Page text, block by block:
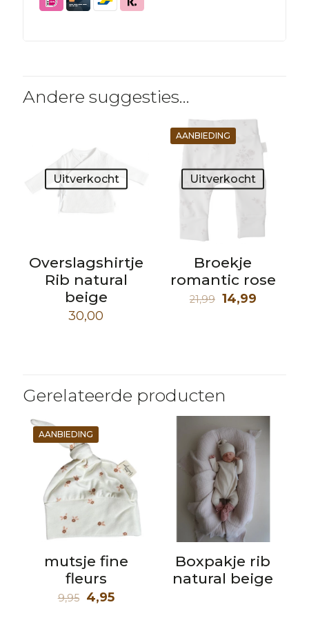
Andere suggesties…
Uitverkocht
Overslagshirtje
Rib natural
beige
30,00
AANBIEDING
Uitverkocht
Broekje
romantic rose
21,99 14,99Huidige
Gerelateerde producten
AANBIEDING
mutsje fine
fleurs
9,95
Oorspronkelijke
4,95Huidige
Boxpakje rib
natural beige